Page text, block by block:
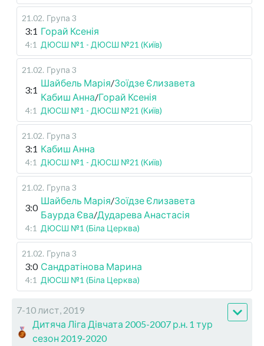
21.02. Група 3
3:1 Горай Ксенія
4:1 ДЮСШ №1 - ДЮСШ №21 (Київ)
21.02. Група 3
3:1
Шайбель Марія/Зоїдзе Єлизавета
Кабиш Анна/Горай Ксенія
4:1 ДЮСШ №1 - ДЮСШ №21 (Київ)
21.02. Група 3
3:1 Кабиш Анна
4:1 ДЮСШ №1 - ДЮСШ №21 (Київ)
21.02. Група 3
3:0
Шайбель Марія/Зоїдзе Єлизавета
Баурда Єва/Дударева Анастасія
4:1 ДЮСШ №1 (Біла Церква)
21.02. Група 3
3:0 Сандратінова Марина
4:1 ДЮСШ №1 (Біла Церква)
7-10 лист, 2019
Дитяча Ліга Дівчата 2005-2007 р.н. 1 тур
сезон 2019-2020